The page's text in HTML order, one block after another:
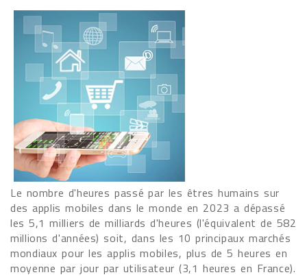
Le nombre d'heures passé par les êtres humains sur
des applis mobiles dans le monde en 2023 a dépassé
les 5,1 milliers de milliards d'heures (l'équivalent de 582
millions d'années) soit, dans les 10 principaux marchés
mondiaux pour les applis mobiles, plus de 5 heures en
moyenne par jour par utilisateur (3,1 heures en France).